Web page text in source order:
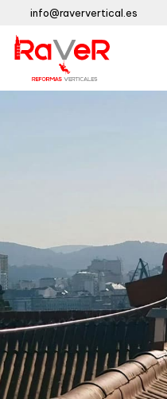
info@raververtical.es